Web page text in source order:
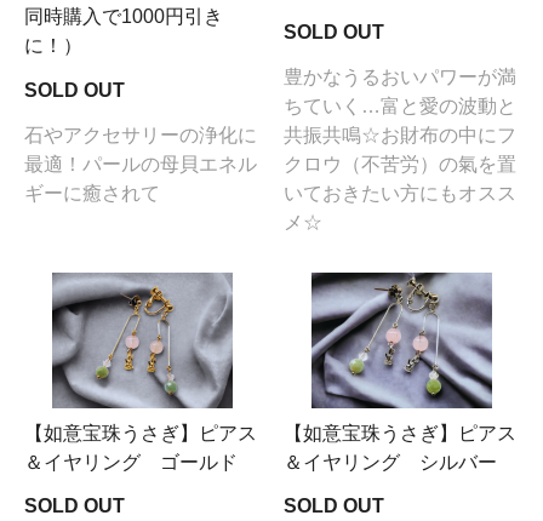
同時購入で1000円引き
に！）
SOLD OUT
石やアクセサリーの浄化に
最適！パールの母貝エネル
ギーに癒されて
SOLD OUT
豊かなうるおいパワーが満
ちていく…富と愛の波動と
共振共鳴☆お財布の中にフ
クロウ（不苦労）の氣を置
いておきたい方にもオスス
メ☆
【如意宝珠うさぎ】ピアス
＆イヤリング ゴールド
SOLD OUT
【如意宝珠うさぎ】ピアス
＆イヤリング シルバー
SOLD OUT